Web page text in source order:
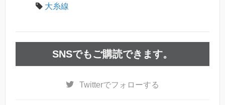
大糸線
SNSでもご購読できます。
Twitterでフォローする